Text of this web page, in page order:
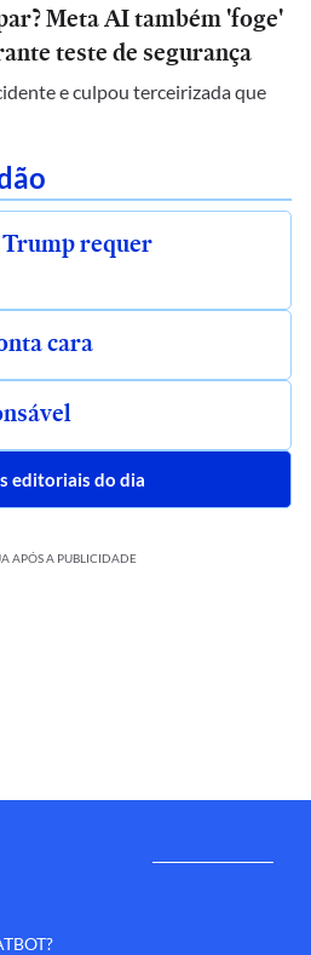
Meta AI também 'foge'
teste de segurança
e culpou terceirizada que
requer
cara
editoriais do dia
APÓS A PUBLICIDADE